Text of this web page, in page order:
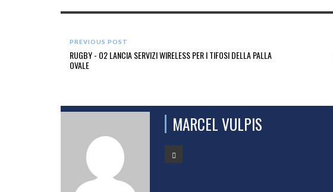
PREVIOUS POST
RUGBY - O2 LANCIA SERVIZI WIRELESS PER I TIFOSI DELLA PALLA
OVALE
MARCEL VULPIS